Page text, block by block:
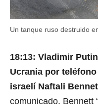
Un tanque ruso destruido
18:13: Vladimir
Ucrania por
israelí Naftali
comunicado. Bennett